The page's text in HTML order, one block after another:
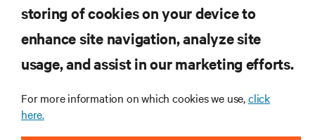
RECURSOS
CORPORATIVO
storing of cookies on your device to
enhance site navigation, analyze site
usage, and assist in our marketing efforts.
For more information on which cookies we use,click
here.